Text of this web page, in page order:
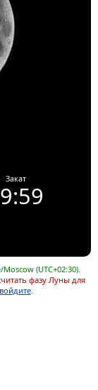
Закат
(UTC+02:30).
фазу Луны для
войдите.